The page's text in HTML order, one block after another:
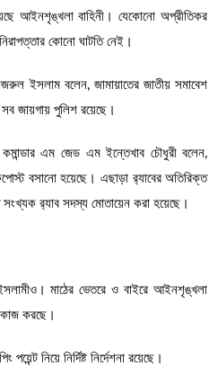
আইনশৃঙ্খলা বাহিনী। যেকোনো অপ্রীতিকর
কোনো ঘাটতি নেই।
ইসলাম বলেন, জামায়াতের জাতীয় সমাবেশ
জায়গায় পুলিশ রয়েছে।
কমান্ডার এম জেড এম ইন্তেখাব চৌধুরী বলেন,
বসানো হয়েছে। এছাড়া র‌্যাবের অতিরিক্ত
সংখ্যক র‌্যাব সদস্য মোতায়েন করা হয়েছে।
ইসলামীও। মাঠের ভেতরে ও বাইরে আইনশৃঙ্খলা
কাজ করছে।
নিয়ে নির্দিষ্ট নির্দেশনা রয়েছে।